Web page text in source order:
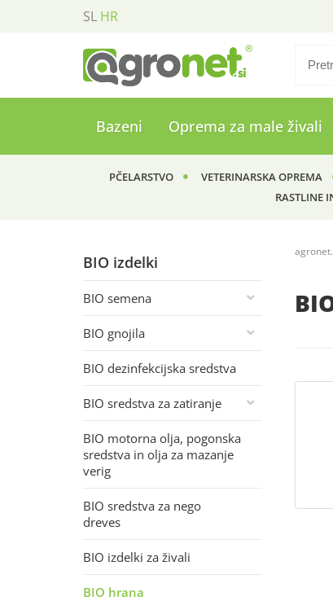
SL HR
Bazeni Oprema za male živali
PČELARSTVO VETERINARSKA OPREMA
RASTLINE
BIO izdelki
BIO semena
BIO gnojila
BIO dezinfekcijska sredstva
BIO sredstva za zatiranje
BIO motorna olja, pogonska
sredstva in olja za mazanje
verig
BIO sredstva za nego
dreves
BIO izdelki za živali
BIO hrana